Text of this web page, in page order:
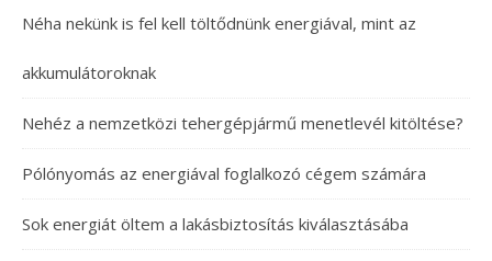
Néha nekünk is fel kell töltődnünk energiával, mint az
akkumulátoroknak
Nehéz a nemzetközi tehergépjármű menetlevél kitöltése?
Pólónyomás az energiával foglalkozó cégem számára
Sok energiát öltem a lakásbiztosítás kiválasztásába